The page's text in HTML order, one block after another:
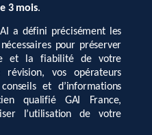
3 mois.
a défini précisément les
pour préserver
et la fiabilité de votre
vos opérateurs
et d’informations
qualifié GAI France,
l’utilisation de votre